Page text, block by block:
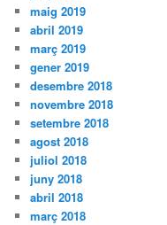
maig 2019
abril 2019
març 2019
gener 2019
desembre 2018
novembre 2018
setembre 2018
agost 2018
juliol 2018
juny 2018
abril 2018
març 2018